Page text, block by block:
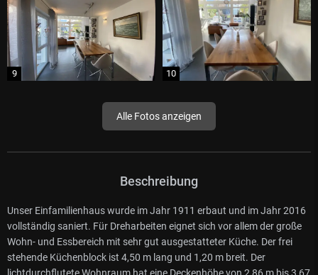
Alle Fotos anzeigen
Beschreibung
Unser Einfamilienhaus wurde im Jahr 1911 erbaut und im Jahr 2016
vollständig saniert. Für Dreharbeiten eignet sich vor allem der große
Wohn- und Essbereich mit sehr gut ausgestatteter Küche. Der frei
stehende Küchenblock ist 4,50 m lang und 1,20 m breit. Der
lichtdurchflutete Wohnraum hat eine Deckenhöhe von 2,86 m bis 3,67